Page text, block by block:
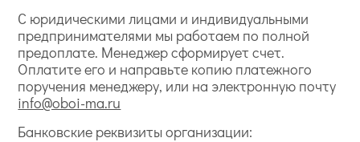
С юридическими лицами и индивидуальными
предпринимателями мы работаем по полной
предоплате. Менеджер сформирует счет.
Оплатите его и направьте копию платежного
поручения менеджеру, или на электронную почту
info@oboi-ma.ru
Банковские реквизиты организации: